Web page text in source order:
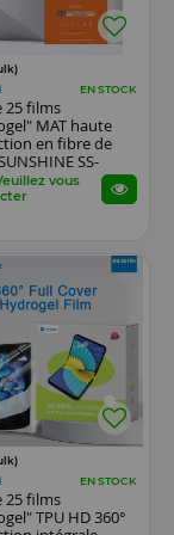
EN STOCK
25 films
MAT haute
en fibre de
SS-
pour
watch...
vous
EN STOCK
25 films
TPU HD 360°